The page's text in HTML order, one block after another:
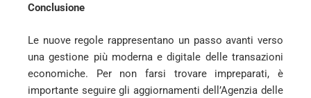
Conclusione
Le nuove regole rappresentano un passo avanti verso
una gestione più moderna e digitale delle transazioni
economiche. Per non farsi trovare impreparati, è
importante seguire gli aggiornamenti dell’Agenzia delle